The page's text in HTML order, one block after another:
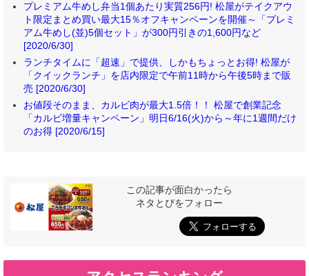
プレミアム牛めし弁当1個あたり実質256円! 松屋がテイクアウ
ト限定まとめ買い最大15％オフキャンペーンを開催～「プレミ
アム牛めし(並)5個セット」が300円引きの1,600円など
[2020/6/30]
ランチタイムに「超速」で提供、しかもちょっとお得! 松屋が
「クイックランチ」を店内限定で午前11時から午後5時まで販
売 [2020/6/30]
お値段そのまま、カルビ肉が最大1.5倍！！ 松屋で創業記念
「カルビ増量キャンペーン」明日6/16(火)から～年に1週間だけ
のお得 [2020/6/15]
この記事が面白かったら
ネタとぴをフォロー